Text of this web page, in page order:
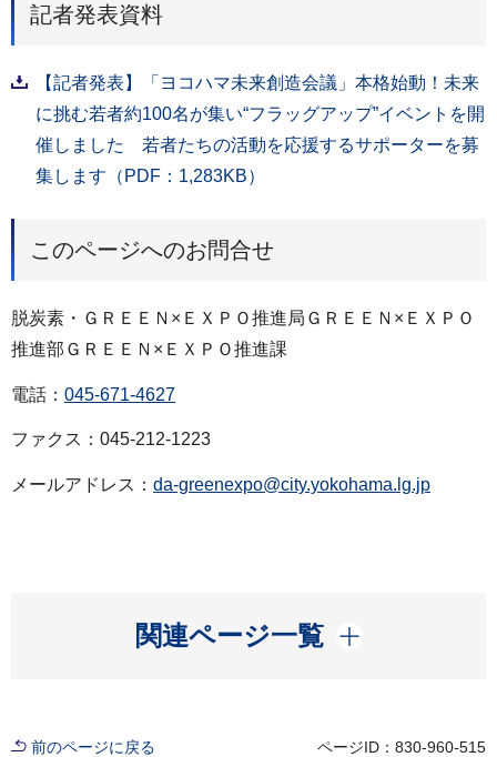
記者発表資料
【記者発表】「ヨコハマ未来創造会議」本格始動！未来
に挑む若者約100名が集い“フラッグアップ”イベントを開
催しました 若者たちの活動を応援するサポーターを募
集します（PDF：1,283KB）
このページへのお問合せ
脱炭素・ＧＲＥＥＮ×ＥＸＰＯ推進局ＧＲＥＥＮ×ＥＸＰＯ
推進部ＧＲＥＥＮ×ＥＸＰＯ推進課
電話： 045-671-4627
ファクス：045-212-1223
メールアドレス： da-greenexpo@city.yokohama.lg.jp
関連ページ一覧
開く
前のページに戻る ページID：830-960-515